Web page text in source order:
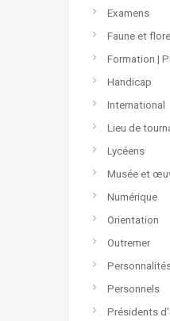
Examens
Faune et flore
Formation |
Handicap
International
Lieu de
Lycéens
Musée et
Numérique
Orientation
Outremer
Personnels
Présidents